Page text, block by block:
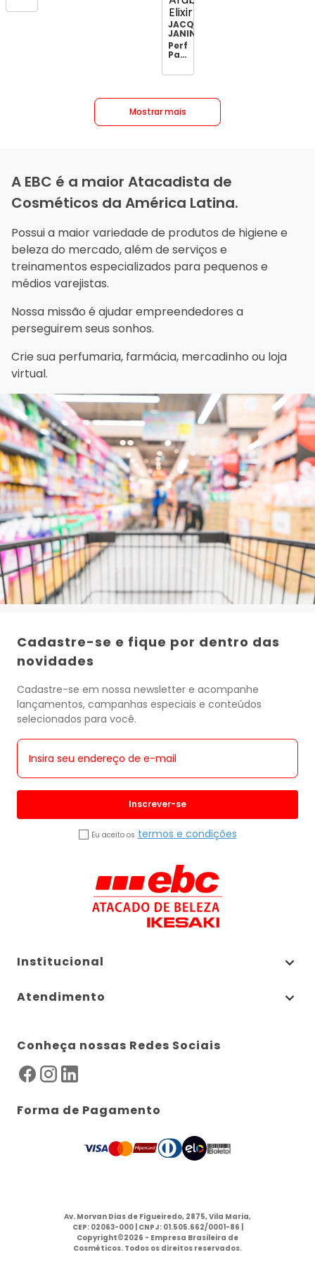
Desmaia
JACQUES
JANINE
Perfume
Para
Jac
Arab
Mist
Al
Arab
Mostrar mais
A EBC é a maior Atacadista de
Cosméticos da América Latina.
Possui a maior variedade de produtos de higiene e
beleza do mercado, além de serviços e
treinamentos especializados para pequenos e
médios varejistas.
Nossa missão é ajudar empreendedores a
perseguirem seus sonhos.
Crie sua perfumaria, farmácia, mercadinho ou loja
virtual.
Cadastre-se e fique por dentro das
novidades
Cadastre-se em nossa newsletter e acompanhe
lançamentos, campanhas especiais e conteúdos
selecionados para você.
Inscrever-se
Eu aceito os termos e condições
Institucional
Atendimento
Conheça nossas Redes Sociais
Forma de Pagamento
Av. Morvan Dias de Figueiredo, 2875, Vila Maria,
CEP: 02063-000 | CNPJ: 01.505.662/0001-86 |
Copyright©2026 - Empresa Brasileira de
Cosméticos. Todos os direitos reservados.